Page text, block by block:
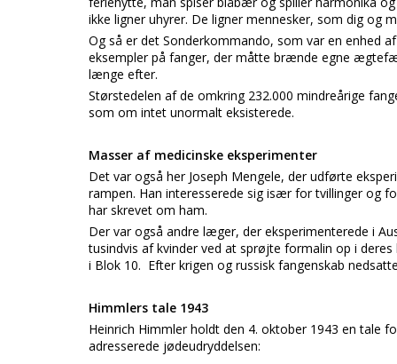
ikke ligner uhyrer. De ligner mennesker, som dig og
Og så er det Sonderkommando, som var en enhed
eksempler på fanger, der måtte brænde egne
længe efter.
Størstedelen af de omkring 232.000 mindreårige
som om intet unormalt eksisterede.
Masser af medicinske eksperimenter
Det var også her Joseph Mengele, der udførte
rampen. Han interesserede sig især for tvillinger og
har skrevet om ham.
Der var også andre læger, der eksperimenterede i
tusindvis af kvinder ved at sprøjte formalin op i
i Blok 10. Efter krigen og russisk fangenskab
Himmlers tale 1943
Heinrich Himmler holdt den 4. oktober 1943 en tale
adresserede jødeudryddelsen: